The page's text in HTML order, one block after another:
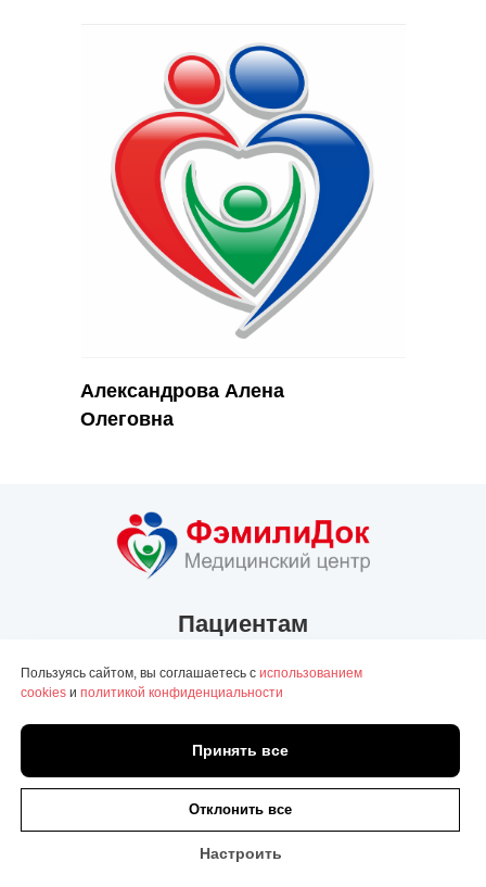
Александрова Алена
Олеговна
Вакансии
О медицинском центре
Документы и лицензии
Полезные статьи
Пациентам
Акции
Пользуясь сайтом, вы соглашаетесь с использованием
cookies и политикой конфиденциальности
Принять все
Отклонить все
Настроить
Онлайн